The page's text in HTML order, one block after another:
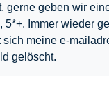
gerne geben wir
5*+. Immer wieder
sich meine e-
gelöscht.